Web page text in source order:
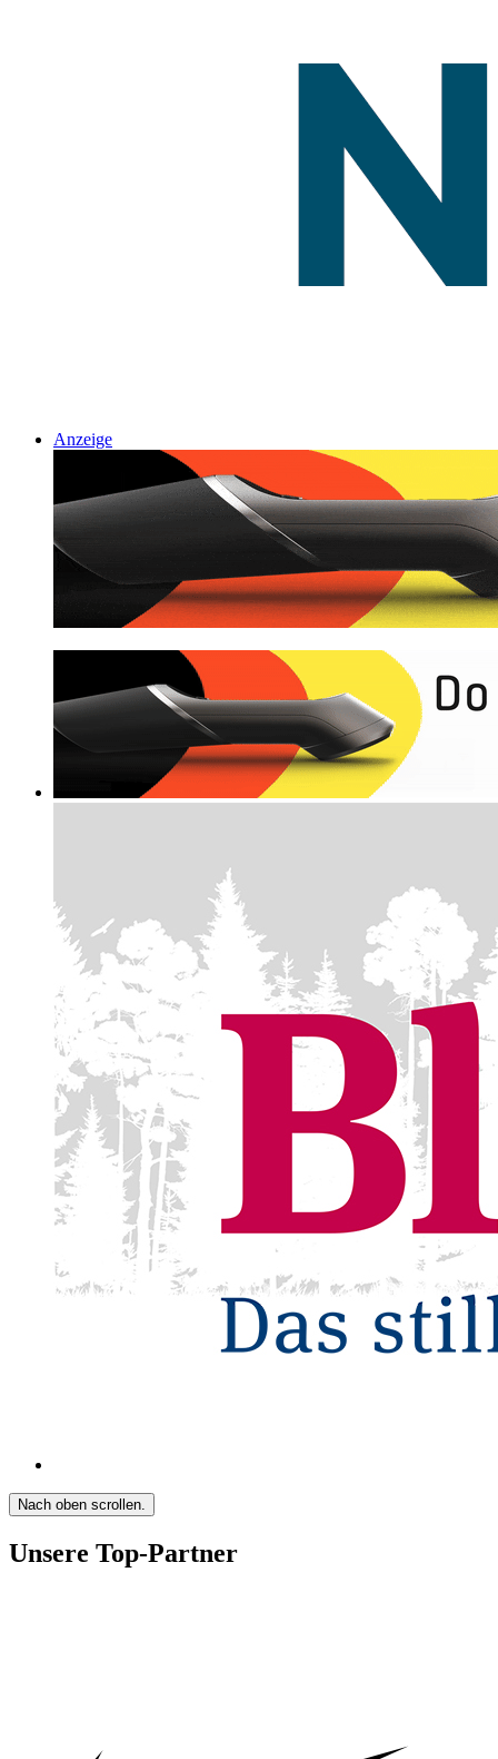
Anzeige
Nach oben scrollen.
Unsere Top-Partner